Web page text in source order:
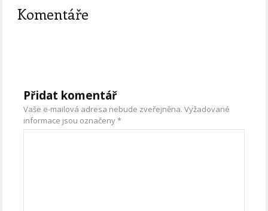
Komentáře
Přidat komentář
Vaše e-mailová adresa nebude zveřejněna. Vyžadované
informace jsou označeny*